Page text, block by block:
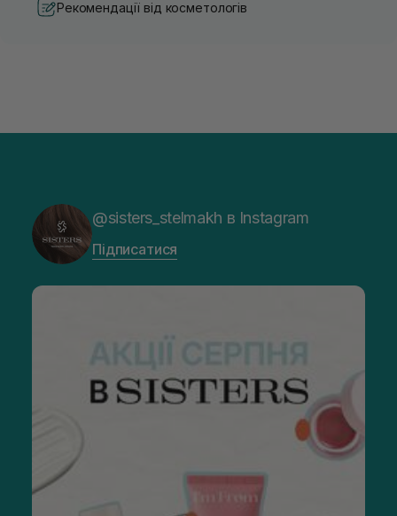
Рекомендації від косметологів
@sisters_stelmakh в Instagram
Підписатися